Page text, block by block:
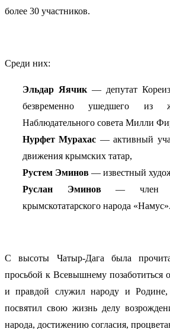
более 30 участников.
Среди них:
Эльдар Яячик — депутат
безвременно ушедшего из
Наблюдательного совета Милли
Нурфет Мурахас — активный
движения крымских татар,
Рустем Эминов — известный
Руслан Эминов— член
крымскотатарского народа «Намус».
С высоты Чатыр-Дага была
просьбой к Всевышнему позаботиться
и правдой служил народу и Родине,
посвятил свою жизнь делу
народа, достижению согласия,